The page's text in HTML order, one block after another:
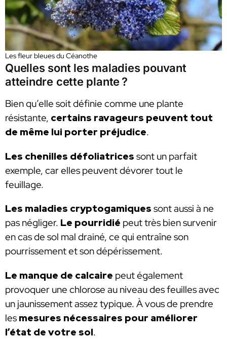
Les fleur bleues du Céanothe
Quelles sont les maladies pouvant
atteindre cette plante ?
Bien qu’elle soit définie comme une plante
résistante, certains ravageurs peuvent tout
de même lui porter préjudice.
Les chenilles défoliatrices sont un parfait
exemple, car elles peuvent dévorer tout le
feuillage.
Les maladies cryptogamiques sont aussi à ne
pas négliger. Le pourridié peut très bien survenir
en cas de sol mal drainé, ce qui entraîne son
pourrissement et son dépérissement.
Le manque de calcaire peut également
provoquer une chlorose au niveau des feuilles avec
un jaunissement assez typique. À vous de prendre
les mesures nécessaires pour améliorer
l’état de votre sol.